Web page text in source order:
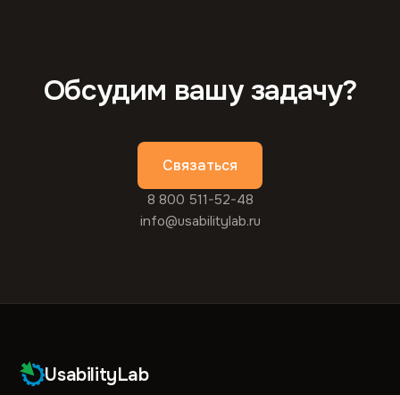
Обсудим вашу задачу?
Связаться
8 800 511-52-48
info@usabilitylab.ru
UsabilityLab